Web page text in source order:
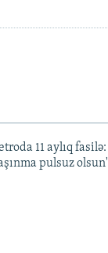
11 aylıq fasilə:
pulsuz olsun'